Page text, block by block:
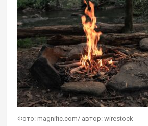
Фото: magnific.com/ автор: wirestock